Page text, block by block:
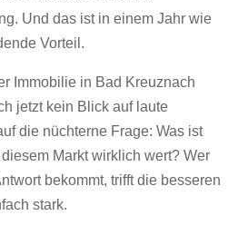
Und das ist in einem Jahr wie
Vorteil.
Immobilie in Bad Kreuznach
jetzt kein Blick auf laute
die nüchterne Frage: Was ist
Markt wirklich wert? Wer
bekommt, trifft die besseren
stark.